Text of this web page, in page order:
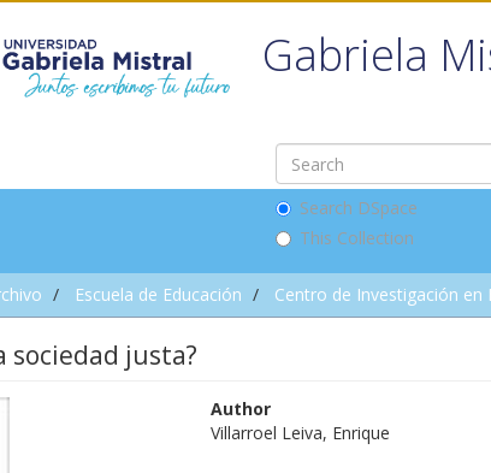
Gabriela
Search DSpace
This Collection
Escuela de Educación Centro de Investigación en
sociedad justa?
Author
Villarroel Leiva, Enrique